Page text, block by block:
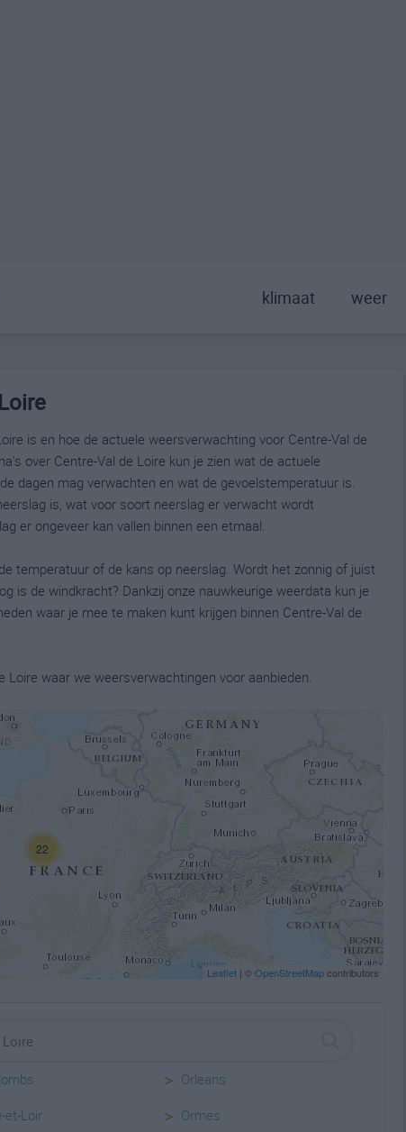
klimaat weer
is en hoe de actuele weersverwachting voor Centre-Val de
over Centre-Val de Loire kun je zien wat de actuele
dagen mag verwachten en wat de gevoelstemperatuur is.
is, wat voor soort neerslag er verwacht wordt
er ongeveer kan vallen binnen een etmaal.
temperatuur of de kans op neerslag. Wordt het zonnig of juist
is de windkracht? Dankzij onze nauwkeurige weerdata kun je
waar je mee te maken kunt krijgen binnen Centre-Val de
Loire waar we weersverwachtingen voor aanbieden.
22
Leaflet | ©OpenStreetMapcontributors
et-Loir
> Orleans
> Ormes